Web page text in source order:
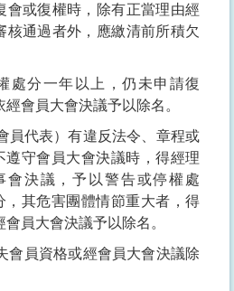
會或復權時，除有正當理由經
核通過者外，應繳清前所積欠
處分一年以上，仍未申請復
經會員大會決議予以除名。
員代表）有違反法令、章程或
遵守會員大會決議時，得經理
會決議，予以警告或停權處
，其危害團體情節重大者，得
會員大會決議予以除名。
會員資格或經會員大會決議除